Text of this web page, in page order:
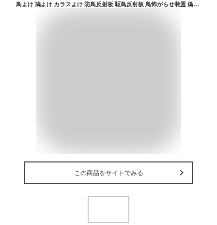
鳥よけ 鳩よけ カラスよけ 防鳥反射板 駆鳥反射板 鳥怖がらせ装置 偽フクロウ 鳶 驚異な目玉で威嚇 撃退 鳥害対策 防鳥防獣対策 スズメ カラス ヒヨドリなど 鳥よけグッズ 飛来防止田畑 鳥対策 車・カーポート・ベランダ・屋上・窓枠用
この商品をサイトでみる